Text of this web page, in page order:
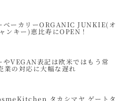
ベーカリーORGANIC JUNKIE(オ
ンキー)恵比寿にOPEN！
やVEGAN表記は欧米ではもう常
業の対応に大幅な遅れ
タカシマヤ ゲートタ